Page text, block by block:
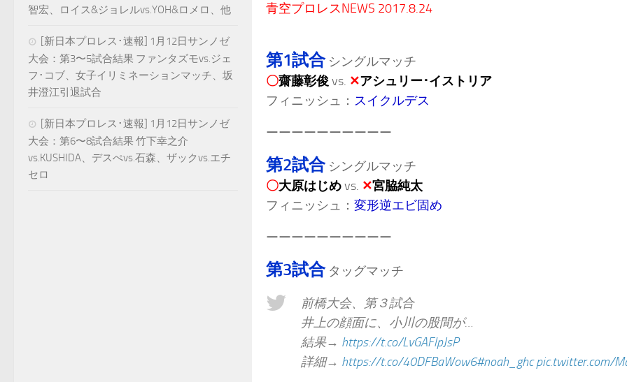
青空プロレスNEWS 2017.8.24
第1試合シングルマッチ
〇齋藤彰俊vs. ✕アシュリー･イストリア
フィニッシュ： スイクルデス
ーーーーーーーーーー
第2試合シングルマッチ
〇大原はじめvs. ✕宮脇純太
フィニッシュ： 変形逆エビ固め
ーーーーーーーーーー
第3試合タッグマッチ
前橋大会、第３試合
井上の顔面に、小川の股間が…
結果→ https://t.co/LvGAFlpJsP
詳細→ https://t.co/40DFBaWow6#noah_ghc pic.twitter.com/
智宏、ロイス&ジョレルvs.YOH&ロメロ、他
[新日本プロレス･速報] 1月12日サンノゼ
大会：第3〜5試合結果 ファンタズモvs.ジェ
フ･コブ、女子イリミネーションマッチ、坂
井澄江引退試合
[新日本プロレス･速報] 1月12日サンノゼ
大会：第6〜8試合結果 竹下幸之介
vs.KUSHIDA、デスぺvs.石森、ザックvs.エチ
セロ